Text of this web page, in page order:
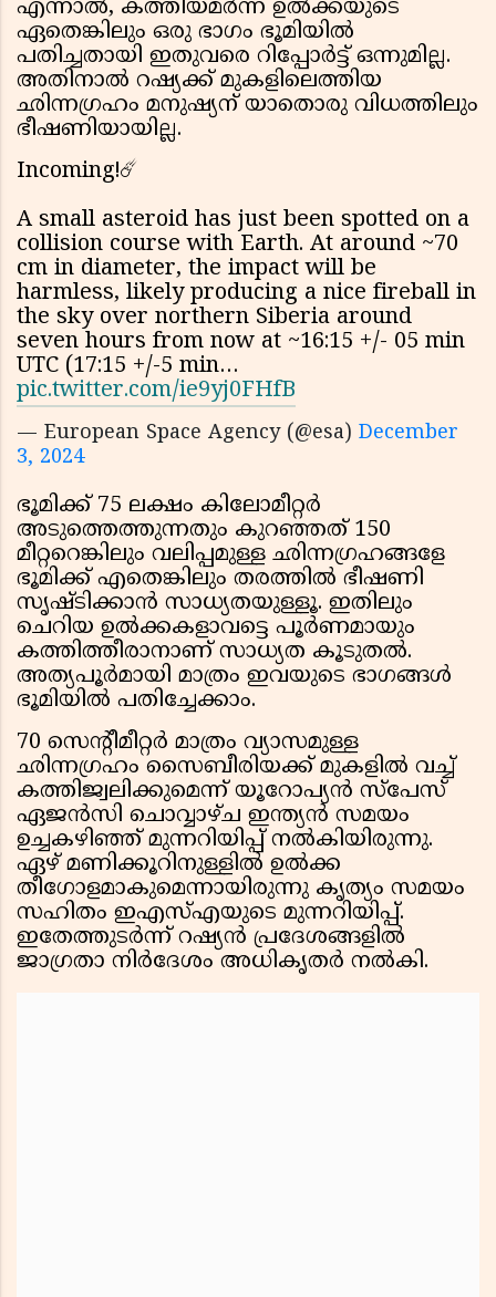
എന്നാല്‍, കത്തിയമര്‍ന്ന ഉല്‍ക്കയുടെ
ഏതെങ്കിലും ഒരു ഭാഗം ഭൂമിയില്‍
പതിച്ചതായി ഇതുവരെ റിപ്പോര്‍ട്ട് ഒന്നുമില്ല.
അതിനാല്‍ റഷ്യക്ക് മുകളിലെത്തിയ
ഛിന്നഗ്രഹം മനുഷ്യന് യാതൊരു വിധത്തിലും
ഭീഷണിയായില്ല.
Incoming!☄️
A small asteroid has just been spotted on a
collision course with Earth. At around ~70
cm in diameter, the impact will be
harmless, likely producing a nice fireball in
the sky over northern Siberia around
seven hours from now at ~16:15 +/- 05 min
UTC (17:15 +/-5 min…
pic.twitter.com/ie9yj0FHfB
— European Space Agency (@esa) December
3, 2024
ഭൂമിക്ക് 75 ലക്ഷം കിലോമീറ്റര്‍
അടുത്തെത്തുന്നതും കുറഞ്ഞത് 150
മീറ്ററെങ്കിലും വലിപ്പമുള്ള ഛിന്നഗ്രഹങ്ങളേ
ഭൂമിക്ക് എതെങ്കിലും തരത്തില്‍ ഭീഷണി
സൃഷ്ടിക്കാന്‍ സാധ്യതയുള്ളൂ. ഇതിലും
ചെറിയ ഉല്‍ക്കകളാവട്ടെ പൂര്‍ണമായും
കത്തിത്തീരാനാണ് സാധ്യത കൂടുതല്‍.
അത്യപൂര്‍മായി മാത്രം ഇവയുടെ ഭാഗങ്ങള്‍
ഭൂമിയില്‍ പതിച്ചേക്കാം.
70 സെന്റീമീറ്റര്‍ മാത്രം വ്യാസമുള്ള
ഛിന്നഗ്രഹം സൈബീരിയക്ക് മുകളില്‍ വച്ച്
കത്തിജ്വലിക്കുമെന്ന് യൂറോപ്യന്‍ സ്‌പേസ്
ഏജന്‍സി ചൊവ്വാഴ്ച ഇന്ത്യന്‍ സമയം
ഉച്ചകഴിഞ്ഞ് മുന്നറിയിപ്പ് നല്‍കിയിരുന്നു.
ഏഴ് മണിക്കൂറിനുള്ളില്‍ ഉല്‍ക്ക
തീഗോളമാകുമെന്നായിരുന്നു കൃത്യം സമയം
സഹിതം ഇഎസ്എയുടെ മുന്നറിയിപ്പ്.
ഇതേത്തുടര്‍ന്ന് റഷ്യന്‍ പ്രദേശങ്ങളില്‍
ജാഗ്രതാ നിര്‍ദേശം അധികൃതര്‍ നല്‍കി.